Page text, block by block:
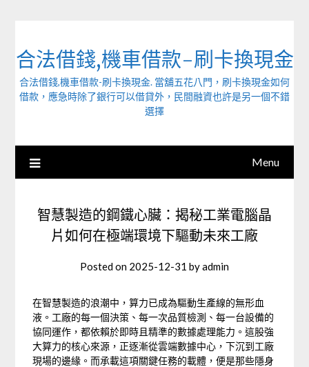
合法借錢,機車借款-刷卡換現金
合法借錢,機車借款-刷卡換現金. 當舖五花八門，刷卡換現金如何
借款，應急時除了銀行可以借貸外，民間融資也許是另一個不錯
選擇
Menu
智慧製造的鋼鐵心臟：揭秘工業電腦晶
片如何在極端環境下驅動未來工廠
Posted on 2025-12-31 byadmin
在智慧製造的浪潮中，算力已成為驅動生產線的無形血
液。工廠的每一個決策、每一次品質檢測、每一台設備的
協同運作，都依賴於即時且精準的數據處理能力。這股強
大算力的核心來源，正逐漸從雲端數據中心，下沉到工廠
現場的邊緣。而承載這項關鍵任務的載體，便是那些隱身